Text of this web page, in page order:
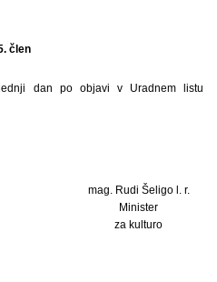
člen
dan po objavi v Uradnem listu
mag. Rudi Šeligo l. r.
Minister
za kulturo